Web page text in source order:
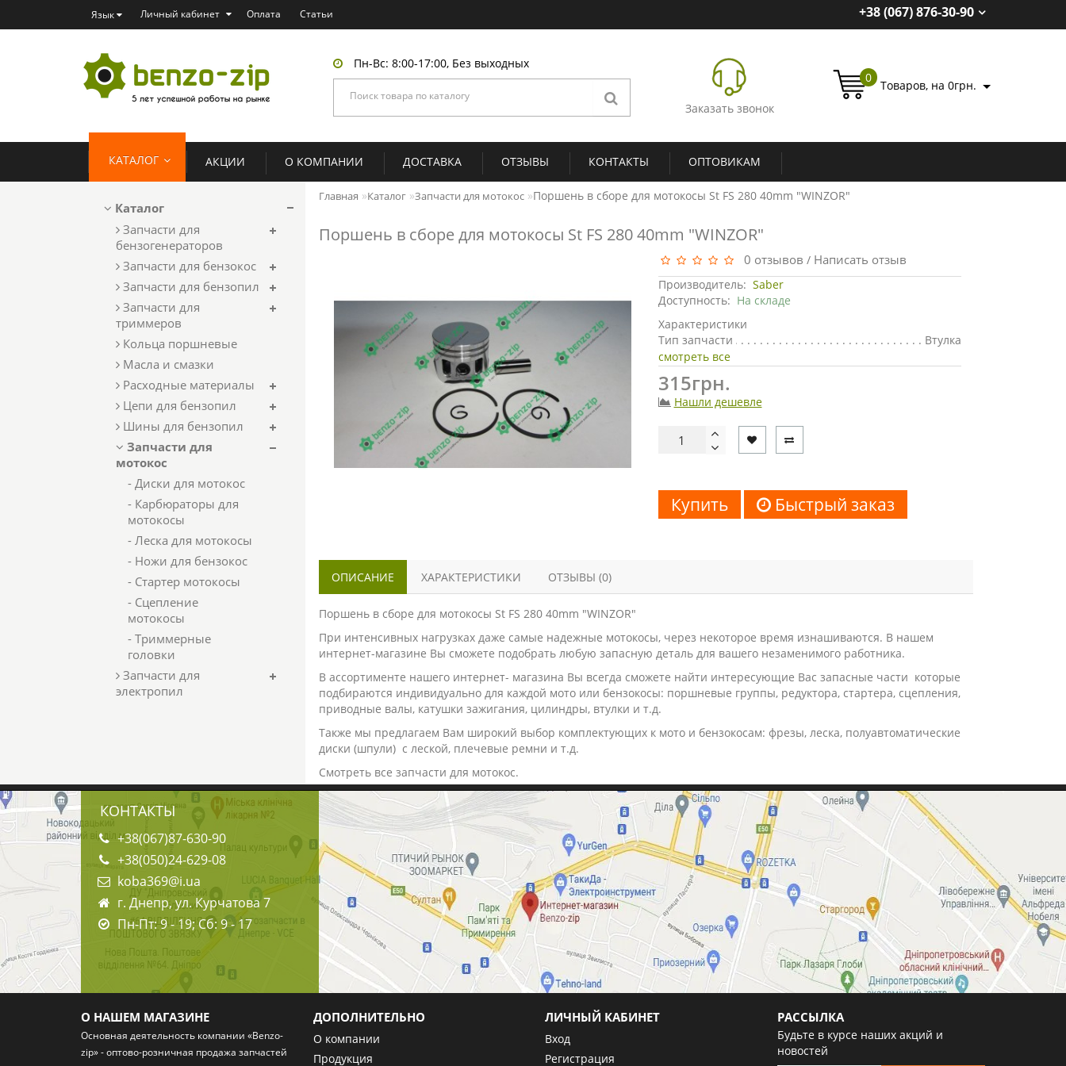
Язык Личный кабинет Оплата Статьи +38 (067) 876-30-90
Пн-Вс: 8:00-17:00, Без выходных
Заказать звонок
0
Товаров, на 0грн.
КАТАЛОГ АКЦИИ О КОМПАНИИ ДОСТАВКА ОТЗЫВЫ КОНТАКТЫ ОПТОВИКАМ
Каталог
Запчасти для
бензогенераторов
Запчасти для бензокос
Запчасти для бензопил
Запчасти для
триммеров
Кольца поршневые
Масла и смазки
Расходные материалы
Цепи для бензопил
Шины для бензопил
Запчасти для
мотокос
- Диски для мотокос
- Карбюраторы для
мотокосы
- Леска для мотокосы
- Ножи для бензокос
- Стартер мотокосы
- Сцепление
мотокосы
- Триммерные
головки
Запчасти для
электропил
Главная Каталог Запчасти для мотокос Поршень в сборе для мотокосы St FS 280 40mm "WINZOR"
Поршень в сборе для мотокосы St FS 280 40mm "WINZOR"
0 отзывов / Написать отзыв
Производитель: Saber
Доступность: На складе
Характеристики
Тип запчасти
Втулка
смотреть все
315грн.
Нашли дешевле
Купить Быстрый заказ
ОПИСАНИЕ ХАРАКТЕРИСТИКИ ОТЗЫВЫ (0)
Поршень в сборе для мотокосы St FS 280 40mm "WINZOR"
При интенсивных нагрузках даже самые надежные мотокосы, через некоторое время изнашиваются. В нашем
интернет-магазине Вы сможете подобрать любую запасную деталь для вашего незаменимого работника.
В ассортименте нашего интернет- магазина Вы всегда сможете найти интересующие Вас запасные части которые
подбираются индивидуально для каждой мото или бензокосы: поршневые группы, редуктора, стартера, сцепления,
приводные валы, катушки зажигания, цилиндры, втулки и т.д.
Также мы предлагаем Вам широкий выбор комплектующих к мото и бензокосам: фрезы, леска, полуавтоматические
диски (шпули) с леской, плечевые ремни и т.д.
Смотреть все запчасти для мотокос.
КОНТАКТЫ
+38(067)87-630-90
+38(050)24-629-08
koba369@i.ua
г. Днепр, ул. Курчатова 7
Пн-Пт: 9 - 19; Сб: 9 - 17
О НАШЕМ МАГАЗИНЕ
Основная деятельность компании «Benzo-
zip» - оптово-розничная продажа запчастей
ДОПОЛНИТЕЛЬНО
О компании
Продукция
ЛИЧНЫЙ КАБИНЕТ
Вход
Регистрация
РАССЫЛКА
Будьте в курсе наших акций и
новостей